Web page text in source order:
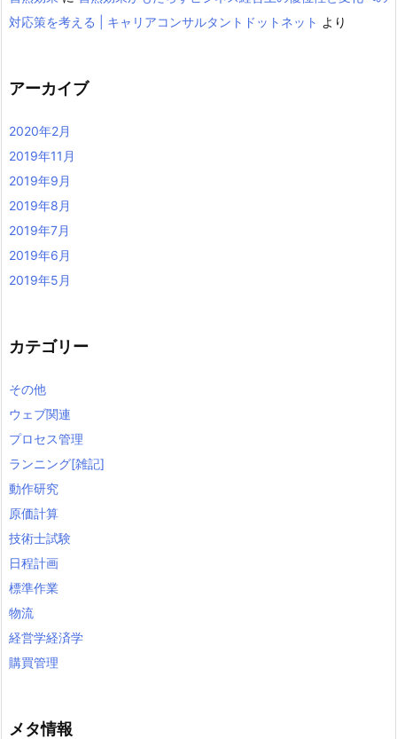
対応策を考える | キャリアコンサルタントドットネット より
アーカイブ
2020年2月
2019年11月
2019年9月
2019年8月
2019年7月
2019年6月
2019年5月
カテゴリー
その他
ウェブ関連
プロセス管理
ランニング[雑記]
動作研究
原価計算
技術士試験
日程計画
標準作業
物流
経営学経済学
購買管理
メタ情報